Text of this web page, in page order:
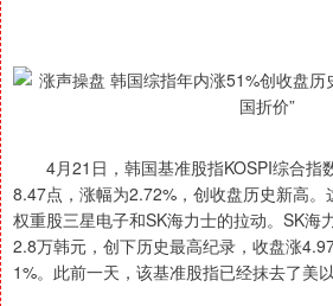
4月21日，韩国基准股指KOSPI综合指
8.47点，涨幅为2.72%，创收盘历史新高。
权重股三星电子和SK海力士的拉动。SK海
2.8万韩元，创下历史最高纪录，收盘涨
1%。此前一天，该基准股指已经抹去了美